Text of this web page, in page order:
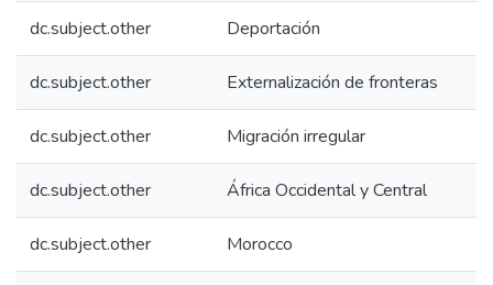
dc.subject.other Deportación
dc.subject.other Externalización de fronteras
dc.subject.other Migración irregular
dc.subject.other África Occidental y Central
dc.subject.other Morocco